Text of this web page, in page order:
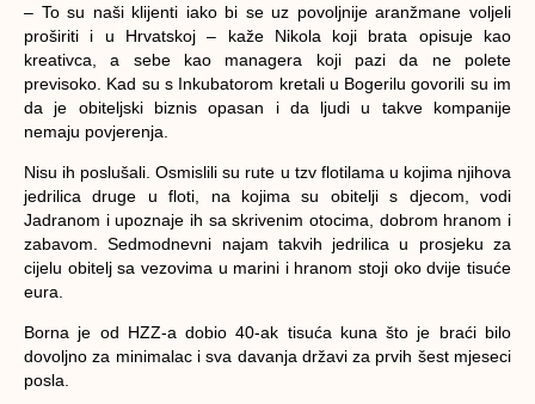
– To su naši klijenti iako bi se uz povoljnije aranžmane voljeli
proširiti i u Hrvatskoj – kaže Nikola koji brata opisuje kao
kreativca, a sebe kao managera koji pazi da ne polete
previsoko. Kad su s Inkubatorom kretali u Bogerilu govorili su im
da je obiteljski biznis opasan i da ljudi u takve kompanije
nemaju povjerenja.
Nisu ih poslušali. Osmislili su rute u tzv flotilama u kojima njihova
jedrilica druge u floti, na kojima su obitelji s djecom, vodi
Jadranom i upoznaje ih sa skrivenim otocima, dobrom hranom i
zabavom. Sedmodnevni najam takvih jedrilica u prosjeku za
cijelu obitelj sa vezovima u marini i hranom stoji oko dvije tisuće
eura.
Borna je od HZZ-a dobio 40-ak tisuća kuna što je braći bilo
dovoljno za minimalac i sva davanja državi za prvih šest mjeseci
posla.